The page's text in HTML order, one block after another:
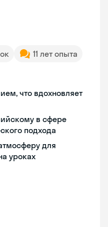
11 лет опыта
что вдохновляет
в сфере
подхода
для
уроках